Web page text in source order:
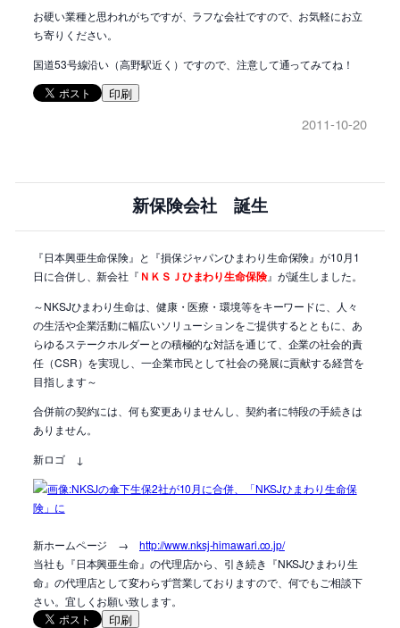
お硬い業種と思われがちですが、ラフな会社ですので、お気軽にお立
ち寄りください。
国道53号線沿い（高野駅近く）ですので、注意して通ってみてね！
印刷
2011-10-20
新保険会社 誕生
『日本興亜生命保険』と『損保ジャパンひまわり生命保険』が10月1
日に合併し、新会社『 ＮＫＳＪひまわり生命保険』が誕生しました。
～NKSJひまわり生命は、健康・医療・環境等をキーワードに、人々
の生活や企業活動に幅広いソリューションをご提供するとともに、あ
らゆるステークホルダーとの積極的な対話を通じて、企業の社会的責
任（CSR）を実現し、一企業市民として社会の発展に貢献する経営を
目指します～
合併前の契約には、何も変更ありませんし、契約者に特段の手続きは
ありません。
新ロゴ ↓
新ホームページ → http://www.nksj-himawari.co.jp/
当社も『日本興亜生命』の代理店から、引き続き『NKSJひまわり生
命』の代理店として変わらず営業しておりますので、何でもご相談下
さい。宜しくお願い致します。
印刷